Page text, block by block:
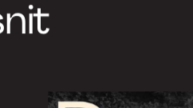
og cirkulær